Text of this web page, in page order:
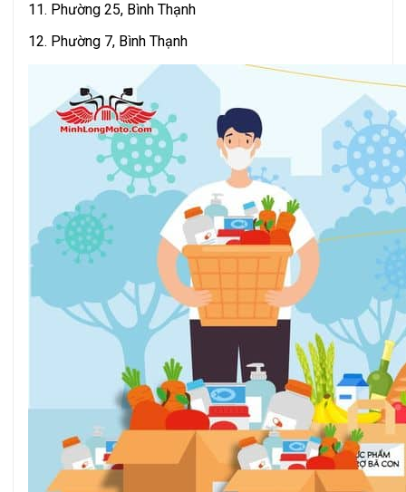
11. Phường 25, Bình Thạnh
12. Phường 7, Bình Thạnh